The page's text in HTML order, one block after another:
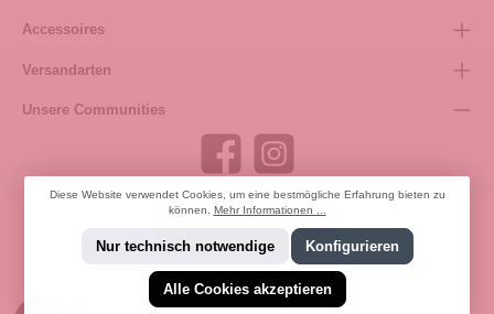
Accessoires
Versandarten
Unsere Communities
Bestellung widerrufen
* Alle Preise inkl. gesetzl. Mehrwertsteuer zzgl. Versandkosten
Diese Website verwendet Cookies, um eine bestmögliche Erfahrung bieten zu
können. Mehr Informationen ...
Nur technisch notwendige Konfigurieren
Alle Cookies akzeptieren